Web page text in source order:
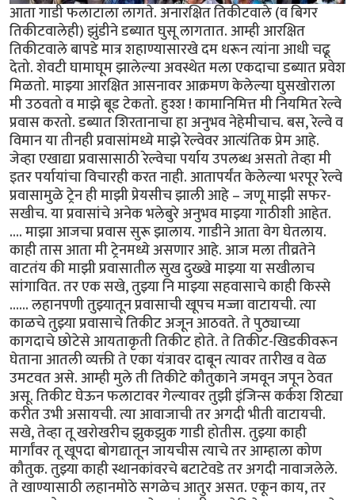
आता गाडी फलाटाला लागते. अनारक्षित तिकीटवाले (व बिगर
तिकीटवालेही) झुंडीने डब्यात घुसू लागतात. आम्ही आरक्षित
तिकीटवाले बापडे मात्र शहाण्यासारखे दम धरून त्यांना आधी चढू
देतो. शेवटी घामाघूम झालेल्या अवस्थेत मला एकदाचा डब्यात प्रवेश
मिळतो. माझ्या आरक्षित आसनावर आक्रमण केलेल्या घुसखोराला
मी उठवतो व माझे बूड टेकतो. हुश्श ! कामानिमित्त मी नियमित रेल्वे
प्रवास करतो. डब्यात शिरतानाचा हा अनुभव नेहेमीचाच. बस, रेल्वे व
विमान या तीनही प्रवासांमध्ये माझे रेल्वेवर आत्यंतिक प्रेम आहे.
जेव्हा एखाद्या प्रवासासाठी रेल्वेचा पर्याय उपलब्ध असतो तेव्हा मी
इतर पर्यायांचा विचारही करत नाही. आतापर्यंत केलेल्या भरपूर रेल्वे
प्रवासामुळे ट्रेन ही माझी प्रेयसीच झाली आहे – जणू माझी सफर-
सखीच. या प्रवासांचे अनेक भलेबुरे अनुभव माझ्या गाठीशी आहेत.
.... माझा आजचा प्रवास सुरू झालाय. गाडीने आता वेग घेतलाय.
काही तास आता मी ट्रेनमध्ये असणार आहे. आज मला तीव्रतेने
वाटतंय की माझी प्रवासातील सुख दुख्खे माझ्या या सखीलाच
सांगावित. तर एक सखे, तुझ्या नि माझ्या सहवासाचे काही किस्से
...... लहानपणी तुझ्यातून प्रवासाची खूपच मज्जा वाटायची. त्या
काळचे तुझ्या प्रवासाचे तिकीट अजून आठवते. ते पुठ्याच्या
कागदाचे छोटेसे आयताकृती तिकीट होते. ते तिकीट-खिडकीवरून
घेताना आतली व्यक्ती ते एका यंत्रावर दाबून त्यावर तारीख व वेळ
उमटवत असे. आम्ही मुले ती तिकीटे कौतुकाने जमवून जपून ठेवत
असू. तिकीट घेऊन फलाटावर गेल्यावर तुझी इंजिन्स कर्कश शिट्या
करीत उभी असायची. त्या आवाजाची तर अगदी भीती वाटायची.
सखे, तेव्हा तू खरोखरीच झुकझुक गाडी होतीस. तुझ्या काही
मार्गांवर तू खूपदा बोगद्यातून जायचीस त्याचे तर आम्हाला कोण
कौतुक. तुझ्या काही स्थानकांवरचे बटाटेवडे तर अगदी नावाजलेले.
ते खाण्यासाठी लहानमोठे सगळेच आतुर असत. एकून काय, तर